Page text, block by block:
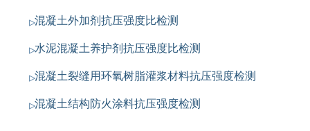
混凝土外加剂抗压强度比检测
水泥混凝土养护剂抗压强度比检测
混凝土裂缝用环氧树脂灌浆材料抗压强度检测
混凝土结构防火涂料抗压强度检测